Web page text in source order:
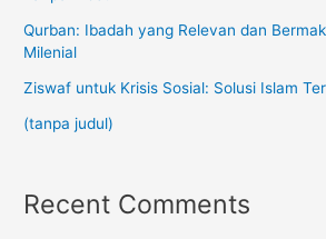
Qurban: Ibadah yang Relevan dan
Milenial
Ziswaf untuk Krisis Sosial: Solusi Islam
(tanpa judul)
Recent Comments